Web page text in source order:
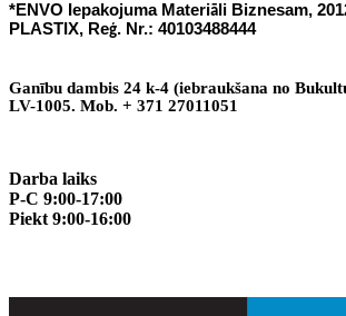
*ENVO Iepakojuma Materiā li Biznesam,
PLASTIX, Reģ. Nr.: 40103488444
Ganību dambis 24 k-4 (iebraukšana no
LV-1005. Mob. + 371 27011051
Darba laiks
P-C 9:00-17:00
Piekt 9:00-16:00